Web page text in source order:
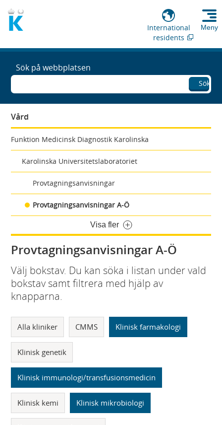
International
residents
Meny
Sök på webbplatsen
Sök
Vård
Funktion Medicinsk Diagnostik Karolinska
Karolinska Universitetslaboratoriet
Provtagningsanvisningar
Provtagningsanvisningar A-Ö
Visa fler
Provtagningsanvisningar A-Ö
Välj bokstav. Du kan söka i listan under vald
bokstav samt filtrera med hjälp av
knapparna.
Alla kliniker CMMS Klinisk farmakologi
Klinisk genetik
Klinisk immunologi/transfusionsmedicin
Klinisk kemi Klinisk mikrobiologi